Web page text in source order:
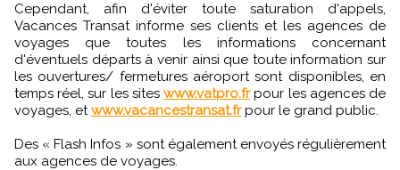
Cependant, afin d'éviter toute saturation d'appels,
Vacances Transat informe ses clients et les agences de
voyages que toutes les informations concernant
d'éventuels départs à venir ainsi que toute information sur
les ouvertures/ fermetures aéroport sont disponibles, en
temps réel, sur les siteswww.vatpro.frpour les agences de
voyages, etwww.vacancestransat.frpour le grand public.
Des « Flash Infos » sont également envoyés régulièrement
aux agences de voyages.